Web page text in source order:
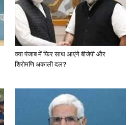
क्या पंजाब में फिर साथ आएंगे बीजेपी और
शिरोमणि अकाली दल?